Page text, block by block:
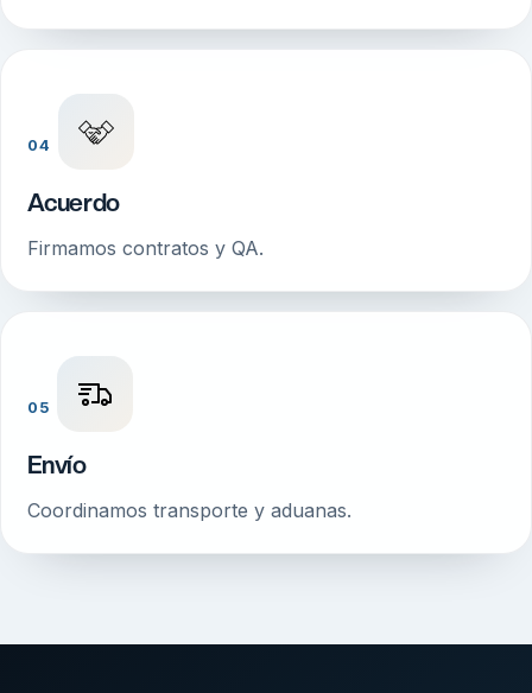
04
Acuerdo
Firmamos contratos y QA.
05
Envío
Coordinamos transporte y aduanas.